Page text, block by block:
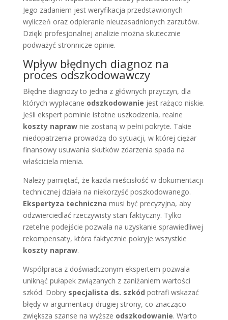
Jego zadaniem jest weryfikacja przedstawionych
wyliczeń oraz odpieranie nieuzasadnionych zarzutów.
Dzięki profesjonalnej analizie można skutecznie
podważyć stronnicze opinie.
Wpływ błędnych diagnoz na
proces odszkodowawczy
Błędne diagnozy to jedna z głównych przyczyn, dla
których wypłacane odszkodowanie jest rażąco niskie.
Jeśli ekspert pominie istotne uszkodzenia, realne
koszty naprawnie zostaną w pełni pokryte. Takie
niedopatrzenia prowadzą do sytuacji, w której ciężar
finansowy usuwania skutków zdarzenia spada na
właściciela mienia.
Należy pamiętać, że każda nieścisłość w dokumentacji
technicznej działa na niekorzyść poszkodowanego.
Ekspertyza techniczna musi być precyzyjna, aby
odzwierciedlać rzeczywisty stan faktyczny. Tylko
rzetelne podejście pozwala na uzyskanie sprawiedliwej
rekompensaty, która faktycznie pokryje wszystkie
koszty napraw.
Współpraca z doświadczonym ekspertem pozwala
uniknąć pułapek związanych z zaniżaniem wartości
szkód. Dobry specjalista ds. szkód potrafi wskazać
błędy w argumentacji drugiej strony, co znacząco
zwiększa szanse na wyższe odszkodowanie. Warto